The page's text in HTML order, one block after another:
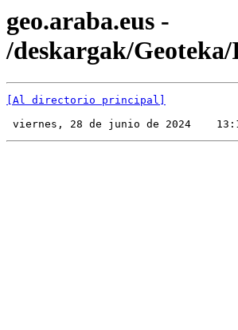
geo.araba.eus -
/deskargak/Geoteka/
[Al directorio principal]
viernes, 28 de junio de 2024